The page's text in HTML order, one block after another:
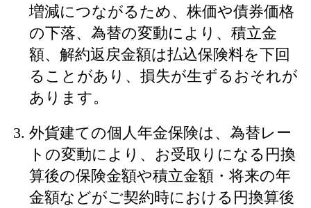
増減につながるため、株価や債券価格
の下落、為替の変動により、積立金
額、解約返戻金額は払込保険料を下回
ることがあり、損失が生ずるおそれが
あります。
外貨建ての個人年金保険は、為替レー
トの変動により、お受取りになる円換
算後の保険金額や積立金額・将来の年
金額などがご契約時における円換算後